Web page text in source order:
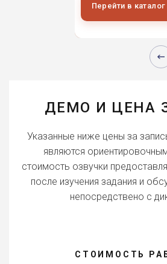
Перейти в каталог
ДЕМО И ЦЕНА
Указанные ниже цены за
являются
стоимость озвучки
после изучения задания и
непосредствено с
СТОИМОСТЬ